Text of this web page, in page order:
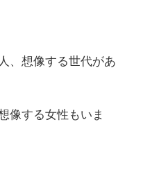
、想像する世代があ
像する女性もいま